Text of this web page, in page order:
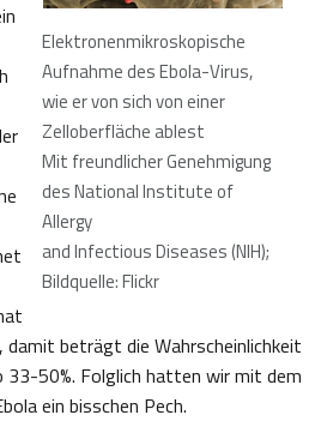
Elektronenmikroskopische
Aufnahme des Ebola-Virus,
wie er von sich von einer
Zelloberfläche ablest
Mit freundlicher Genehmigung
des National Institute of
Allergy
and Infectious Diseases (NIH);
Bildquelle: Flickr
beträgt die Wahrscheinlichkeit
33-50%. Folglich hatten wir mit dem
ein bisschen Pech.